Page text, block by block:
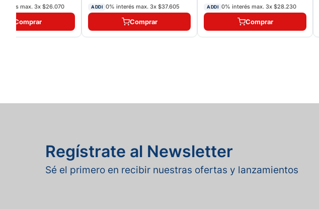
max. 3x $26.070
Comprar
ADDI 0% interés max. 3x $37.605
Comprar
ADDI 0% interés max. 3x $28.230
Comprar
Regístrate al Newsletter
Sé el primero en recibir nuestras ofertas y lanzamientos